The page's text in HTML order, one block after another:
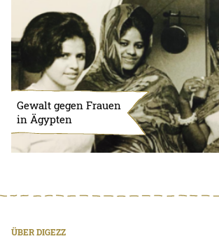
Gewalt gegen Frauen
in Ägypten
ÜBER DIGEZZ